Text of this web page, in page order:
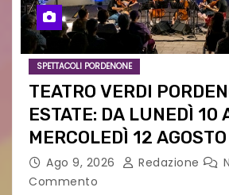
SPETTACOLI PORDENONE
TEATRO VERDI
ESTATE: DA LUNEDÌ 10
MERCOLEDÌ 12
PIAZZETTA PESCHERIA
LE MUSIC NIGHTS
Ago 9, 2026 Redazione
Commento